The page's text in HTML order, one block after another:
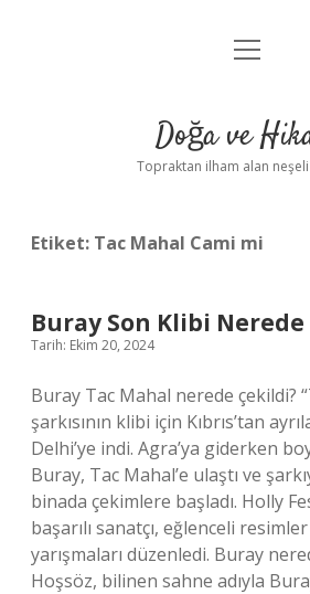
Anasayfa
Yasal Uyarı
menüyü
Doğa ve
Topraktan ilham alan
Etiket: Tac Mahal Cami mi
Buray Son Klibi
Tarih: Ekim 20, 2024
Buray Tac Mahal nerede çekildi?
şarkısının klibi için Kıbrıs’tan
Delhi’ye indi. Agra’ya giderken
Buray, Tac Mahal’e ulaştı ve
binada çekimlere başladı. Holly
başarılı sanatçı, eğlenceli
yarışmaları düzenledi. Buray
Hoşsöz, bilinen sahne adıyla